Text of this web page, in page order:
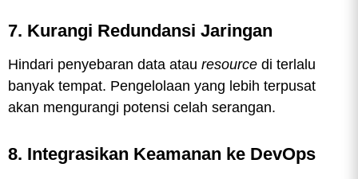
7. Kurangi Redundansi Jaringan
Hindari penyebaran data atau resource di terlalu
banyak tempat. Pengelolaan yang lebih terpusat
akan mengurangi potensi celah serangan.
8. Integrasikan Keamanan ke DevOps